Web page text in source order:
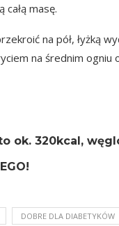
całą masę.
na pół, łyżką
na średnim ogniu
ok. 320kcal,
DOBRE DLA DIABETYKÓW